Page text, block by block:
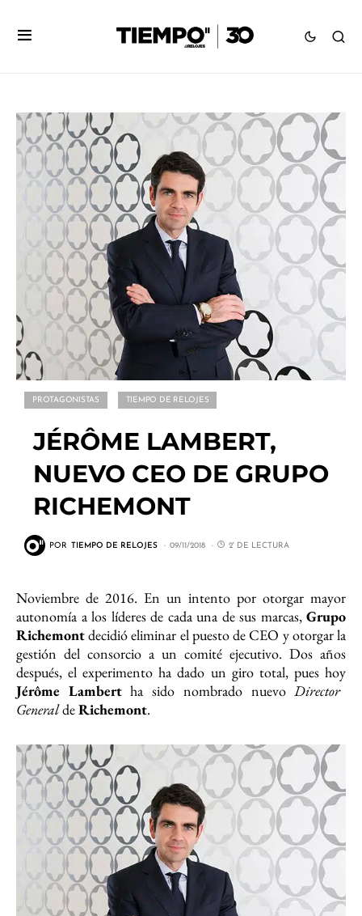
PROTAGONISTAS TIEMPO DE RELOJES
JÉRÔME LAMBERT,
NUEVO CEO DE GRUPO
RICHEMONT
POR TIEMPO DE RELOJES 09/11/2018 2' DE LECTURA
Noviembre de 2016. En un intento por otorgar mayor
autonomía a los líderes de cada una de sus marcas, Grupo
Richemontdecidió eliminar el puesto de CEO y otorgar la
gestión del consorcio a un comité ejecutivo. Dos años
después, el experimento ha dado un giro total, pues hoy
Jérôme Lambertha sido nombrado nuevoDirector
GeneraldeRichemont.